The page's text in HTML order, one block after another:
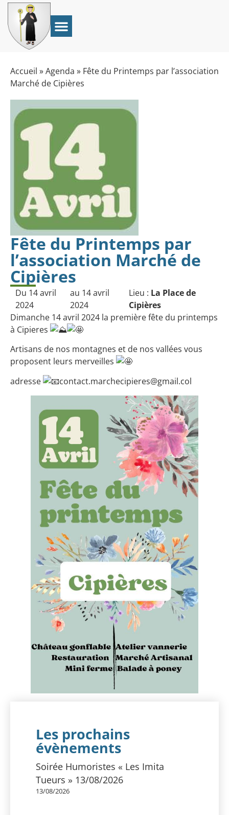
Accueil »Agenda » Fête du Printemps par l’association
Marché de Cipières
Fête du Printemps par
l’association Marché de
Cipières
Du 14 avril
2024
au 14 avril
2024
Lieu : La Place de
Cipières
Dimanche 14 avril 2024 la première fête du printemps
à Cipieres
Artisans de nos montagnes et de nos vallées vous
proposent leurs merveilles
adresse
contact.marchecipieres@gmail.col
Les prochains
évènements
Soirée Humoristes « Les Imita
Tueurs » 13/08/2026
13/08/2026